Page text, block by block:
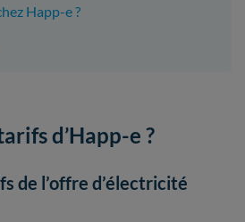
Happ-e ?
d’Happ-e ?
de l’offre d’électricité